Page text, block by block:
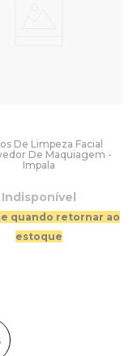
De Limpeza Facial
De Maquiagem -
Impala
Indisponível
quando retornar ao
estoque